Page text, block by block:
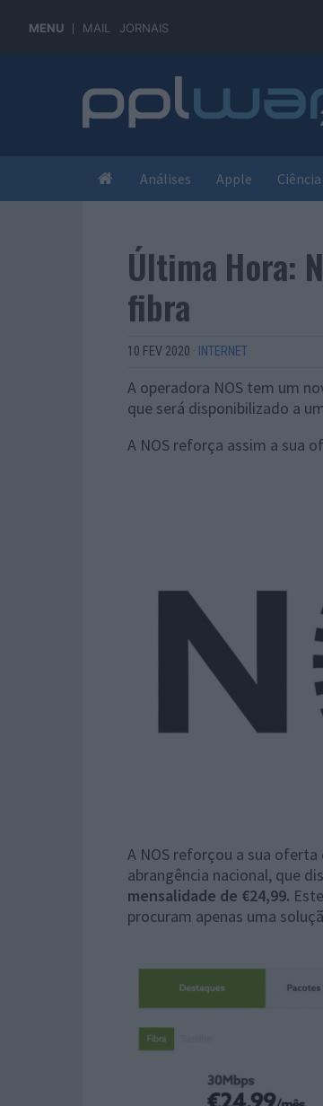
MENU MAIL JORNAIS
Análises Apple Ciência
Última Hora:
fibra
10 FEV 2020 · INTERNET
A operadora NOS tem um
que será disponibilizado a
A NOS reforça assim a sua
A NOS reforçou a sua
abrangência nacional, que
mensalidade de €24,99.
procuram apenas uma